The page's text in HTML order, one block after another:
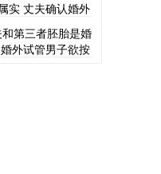
实 丈夫确认婚外
已叫停医院
和第三者胚胎是婚
外试管男子欲按